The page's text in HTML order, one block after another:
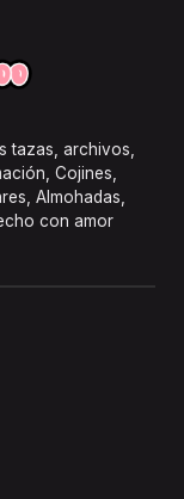
tazas, archivos,
Cojines,
Almohadas,
con amor